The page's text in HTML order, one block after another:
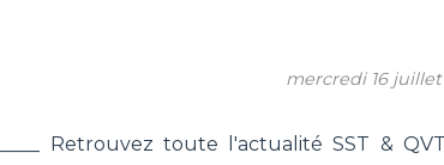
mercredi 16 juillet
Retrouvez toute l'actualité SST &